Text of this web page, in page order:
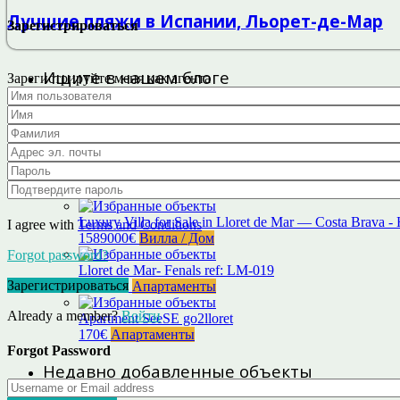
Зарегистрироваться
Зарегистрируйте меня как агента
I agree with Terms and Conditions
Forgot password?
Зарегистрироваться
Already a member?Войти
Forgot Password
Лучшие пляжи в Испании, Льорет-де-Мар
Ищите в нашем блоге
Найти:
Избранные объекты
Luxury Villa for Sale in Lloret de Mar — Costa Brava -
1589000€ Вилла / Дом
Lloret de Mar- Fenals ref: LM-019
233000€ Апартаменты
Apartment SeeSE go2lloret
170€ Апартаменты
Недавно добавленные объекты